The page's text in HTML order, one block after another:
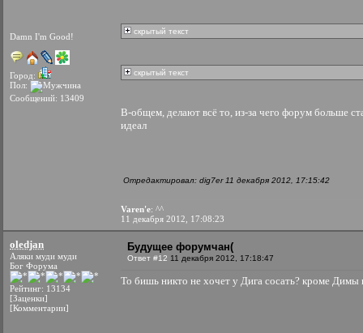
Damn I'm Good!
Город:
Пол:
Сообщений: 13409
скрытый текст
скрытый текст
В-общем, делают всё то, из-за чего форум больше
идеал
Отредактировал: dig7er 11 декабря 2012, 17:15:42
Varen'e: ^^
11 декабря 2012, 17:08:23
oledjan
Аляки муди муди
Бог Форума
Рейтинг: 13134
[Заценки]
[Комментарии]
Будущее форумчан(
Ответ #12 11 декабря 2012, 17:18:47
То бишь никто не хочет у Дига сосать? кроме Димы